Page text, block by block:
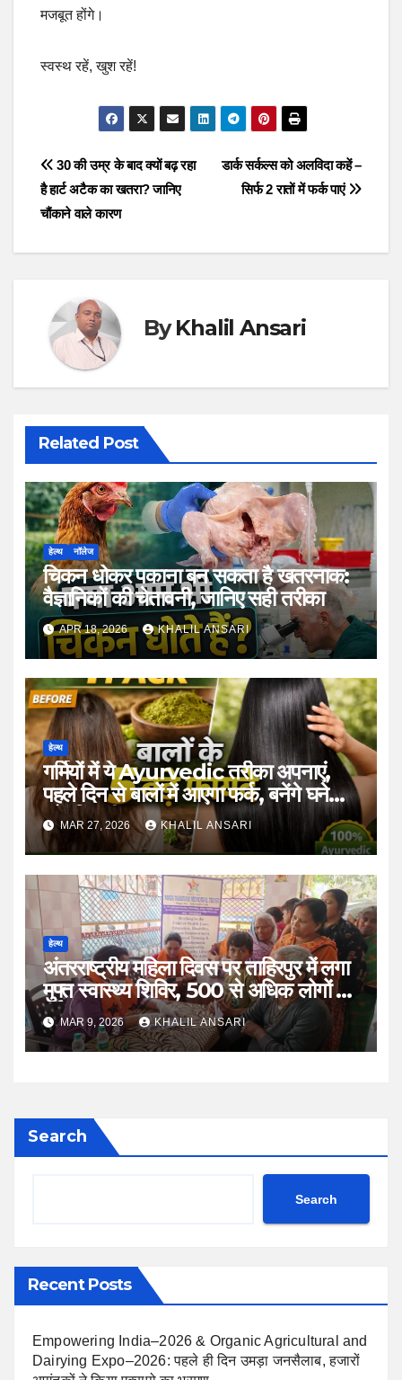
मजबूत होंगे।
स्वस्थ रहें, खुश रहें!
Post
navigation
डार्क सर्कल्स को अलविदा कहें –
सिर्फ 2 रातों में फर्क पाएं
30 की उम्र के बाद क्यों बढ़ रहा
है हार्ट अटैक का खतरा? जानिए
चौंकाने वाले कारण
ByKhalil Ansari
Related Post
हेल्थ नॉलेज
चिकन धोकर पकाना बन सकता है खतरनाक:
वैज्ञानिकों की चेतावनी, जानिए सही तरीका
APR 18, 2026 KHALIL ANSARI
हेल्थ
गर्मियों में ये Ayurvedic तरीका अपनाएं,
पहले दिन से बालों में आएगा फर्क, बनेंगे घने
और सिल्की
MAR 27, 2026 KHALIL ANSARI
हेल्थ
अंतरराष्ट्रीय महिला दिवस पर ताहिरपुर में लगा
मुफ्त स्वास्थ्य शिविर, 500 से अधिक लोगों की
हुई जांच
MAR 9, 2026 KHALIL ANSARI
Search
Search
Recent Posts
Empowering India–2026 & Organic Agricultural and
Dairying Expo–2026: पहले ही दिन उमड़ा जनसैलाब, हजारों